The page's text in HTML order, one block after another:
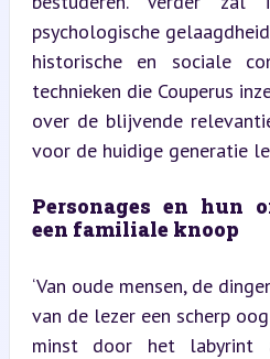
psychologische
historische en sociale
technieken die Couperus
over de blijvende
voor de huidige generatie
Personages en hun
een familiale knoop
‘Van oude mensen, de
van de lezer een scherp
minst door het labyrint